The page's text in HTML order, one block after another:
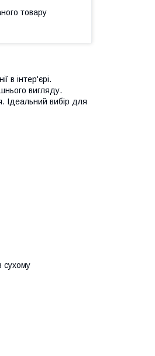
товару
в інтер'єрі.
вигляду.
Ідеальний вибір для
сухому